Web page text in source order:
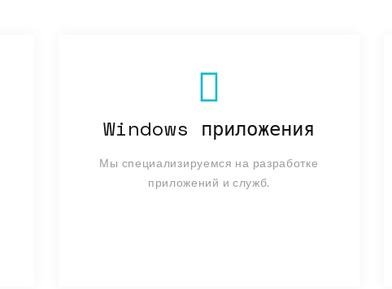
Windows приложения
Мы специализируемся на разработке
приложений и служб.